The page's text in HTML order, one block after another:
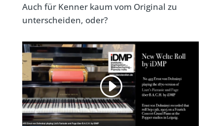
Auch für Kenner kaum vom Original zu
unterscheiden, oder?